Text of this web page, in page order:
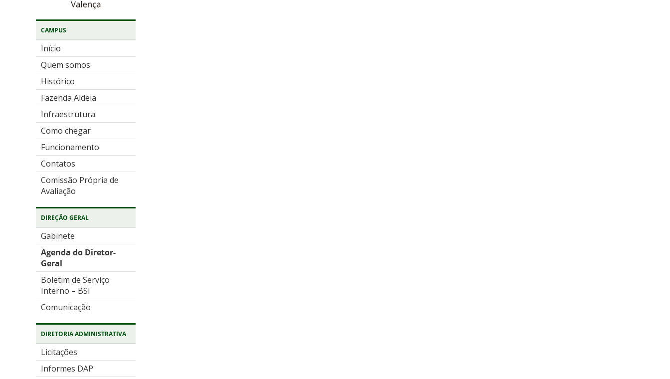
CAMPUS
Início
Quem somos
Histórico
Fazenda Aldeia
Infraestrutura
Como chegar
Funcionamento
Contatos
Comissão Própria de
Avaliação
DIREÇÃO GERAL
Gabinete
Agenda do Diretor-
Geral
Boletim de Serviço
Interno – BSI
Comunicação
DIRETORIA ADMINISTRATIVA
Licitações
Informes DAP